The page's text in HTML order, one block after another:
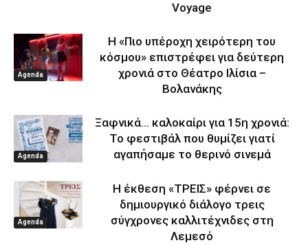
Voyage
Agenda
Η «Πιο υπέροχη χειρότερη του
κόσμου» επιστρέφει για δεύτερη
χρονιά στο Θέατρο Ιλίσια –
Βολανάκης
Agenda
Ξαφνικά… καλοκαίρι για 15η χρονιά:
Το φεστιβάλ που θυμίζει γιατί
αγαπήσαμε το θερινό σινεμά
Agenda
Η έκθεση «ΤΡΕΙΣ» φέρνει σε
δημιουργικό διάλογο τρεις
σύγχρονες καλλιτέχνιδες στη
Λεμεσό